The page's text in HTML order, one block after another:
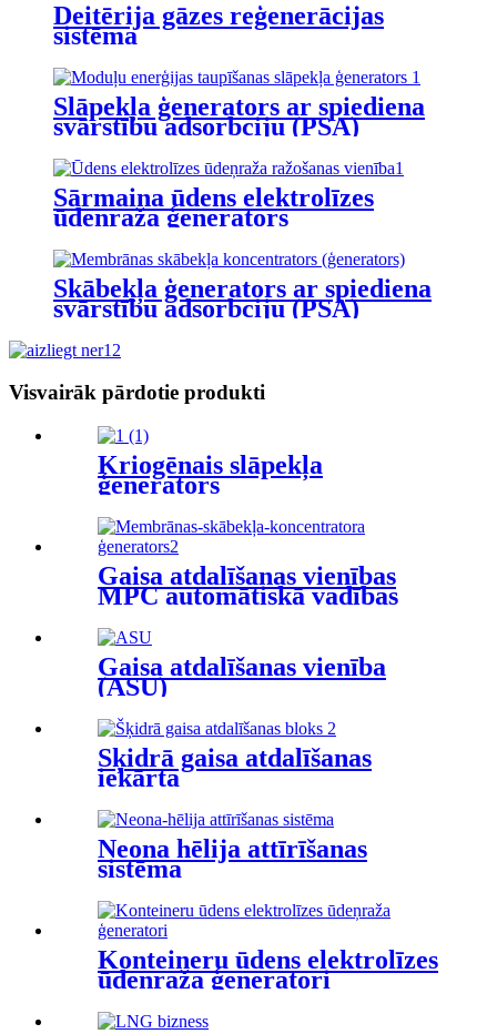
Deitērija gāzes reģenerācijas
sistēma
Slāpekļa ģenerators ar spiediena
svārstību adsorbciju (PSA)
Sārmaina ūdens elektrolīzes
ūdeņraža ģenerators
Skābekļa ģenerators ar spiediena
svārstību adsorbciju (PSA)
Visvairāk pārdotie produkti
Kriogēnais slāpekļa
ģenerators
Gaisa atdalīšanas vienības
MPC automātiskā vadības
Gaisa atdalīšanas vienība
(ASU)
Šķidrā gaisa atdalīšanas
iekārta
Neona hēlija attīrīšanas
sistēma
Konteineru ūdens elektrolīzes
ūdeņraža ģeneratori